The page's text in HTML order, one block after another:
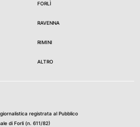
FORLÌ
RAVENNA
RIMINI
ALTRO
registrata al Pubblico
di Forli (n. 611/82)